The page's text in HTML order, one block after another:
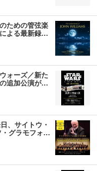
ための管弦楽
よる最新録…
ォーズ／新た
追加公演が…
、サイトウ・
・グラモフォ…